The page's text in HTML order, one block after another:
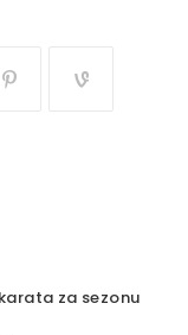
za sezonu